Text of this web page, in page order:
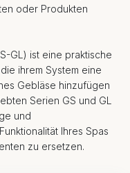
oder Produkten
GL) ist eine praktische
ihrem System eine
Gebläse hinzufügen
Serien GS und GL
und
Ihres Spas
zu ersetzen.